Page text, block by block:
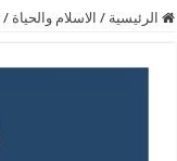
الرئيسية / الاسلام والحياة /